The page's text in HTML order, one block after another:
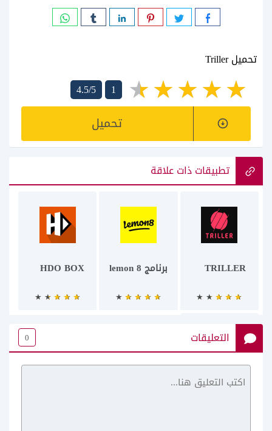
تحميل Triller
4.5/5
1
تحميل
تطبيقات ذات علاقة
TRILLER برنامج lemon 8 HDO BOX
Parler
التعليقات 0